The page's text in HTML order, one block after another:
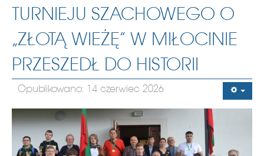
TURNIEJU SZACHOWEGO O
„ZŁOTĄ WIEŻĘ” W MIŁOCINIE
PRZESZEDŁ DO HISTORII
Opublikowano: 14 czerwiec 2026